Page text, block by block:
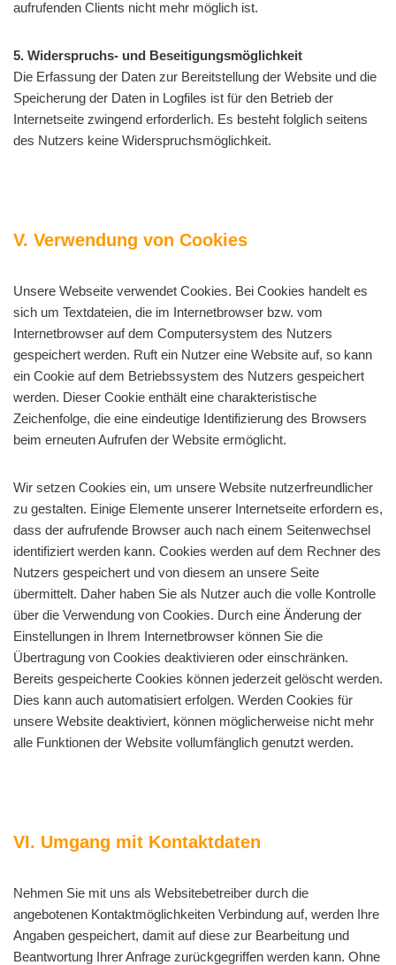
aufrufenden Clients nicht mehr möglich ist.
5. Widerspruchs- und Beseitigungsmöglichkeit
Die Erfassung der Daten zur Bereitstellung der Website und die
Speicherung der Daten in Logfiles ist für den Betrieb der
Internetseite zwingend erforderlich. Es besteht folglich seitens
des Nutzers keine Widerspruchsmöglichkeit.
V. Verwendung von Cookies
Unsere Webseite verwendet Cookies. Bei Cookies handelt es
sich um Textdateien, die im Internetbrowser bzw. vom
Internetbrowser auf dem Computersystem des Nutzers
gespeichert werden. Ruft ein Nutzer eine Website auf, so kann
ein Cookie auf dem Betriebssystem des Nutzers gespeichert
werden. Dieser Cookie enthält eine charakteristische
Zeichenfolge, die eine eindeutige Identifizierung des Browsers
beim erneuten Aufrufen der Website ermöglicht.
Wir setzen Cookies ein, um unsere Website nutzerfreundlicher
zu gestalten. Einige Elemente unserer Internetseite erfordern es,
dass der aufrufende Browser auch nach einem Seitenwechsel
identifiziert werden kann. Cookies werden auf dem Rechner des
Nutzers gespeichert und von diesem an unsere Seite
übermittelt. Daher haben Sie als Nutzer auch die volle Kontrolle
über die Verwendung von Cookies. Durch eine Änderung der
Einstellungen in Ihrem Internetbrowser können Sie die
Übertragung von Cookies deaktivieren oder einschränken.
Bereits gespeicherte Cookies können jederzeit gelöscht werden.
Dies kann auch automatisiert erfolgen. Werden Cookies für
unsere Website deaktiviert, können möglicherweise nicht mehr
alle Funktionen der Website vollumfänglich genutzt werden.
VI. Umgang mit Kontaktdaten
Nehmen Sie mit uns als Websitebetreiber durch die
angebotenen Kontaktmöglichkeiten Verbindung auf, werden Ihre
Angaben gespeichert, damit auf diese zur Bearbeitung und
Beantwortung Ihrer Anfrage zurückgegriffen werden kann. Ohne